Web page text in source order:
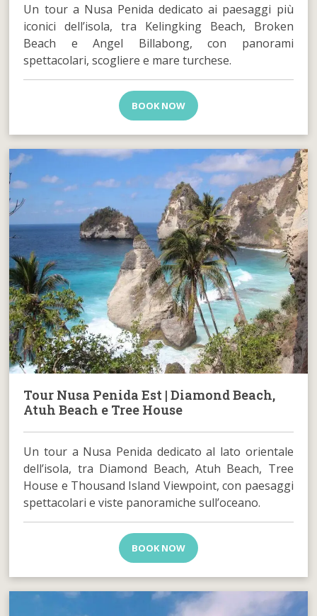
Un tour a Nusa Penida dedicato ai paesaggi più
iconici dell’isola, tra Kelingking Beach, Broken
Beach e Angel Billabong, con panorami
spettacolari, scogliere e mare turchese.
BOOK NOW
Tour Nusa Penida Est | Diamond Beach,
Atuh Beach e Tree House
Un tour a Nusa Penida dedicato al lato orientale
dell’isola, tra Diamond Beach, Atuh Beach, Tree
House e Thousand Island Viewpoint, con paesaggi
spettacolari e viste panoramiche sull’oceano.
BOOK NOW